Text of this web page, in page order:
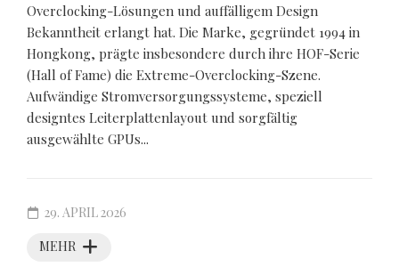
Overclocking-Lösungen und auffälligem Design
Bekanntheit erlangt hat. Die Marke, gegründet 1994 in
Hongkong, prägte insbesondere durch ihre HOF-Serie
(Hall of Fame) die Extreme-Overclocking-Szene.
Aufwändige Stromversorgungssysteme, speziell
designtes Leiterplattenlayout und sorgfältig
ausgewählte GPUs...
MEHR
29. APRIL 2026